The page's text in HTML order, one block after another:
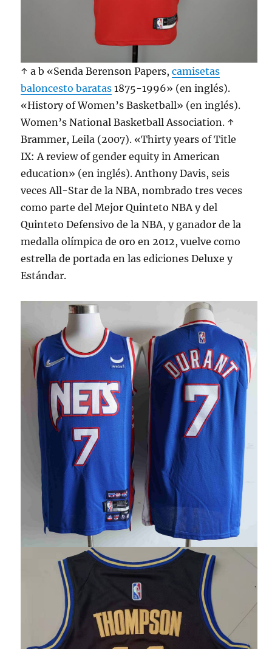
↑ a b «Senda Berenson Papers,camisetas
baloncesto baratas 1875-1996» (en inglés).
«History of Women’s Basketball» (en inglés).
Women’s National Basketball Association. ↑
Brammer, Leila (2007). «Thirty years of Title
IX: A review of gender equity in American
education» (en inglés). Anthony Davis, seis
veces All-Star de la NBA, nombrado tres veces
como parte del Mejor Quinteto NBA y del
Quinteto Defensivo de la NBA, y ganador de la
medalla olímpica de oro en 2012, vuelve como
estrella de portada en las ediciones Deluxe y
Estándar.